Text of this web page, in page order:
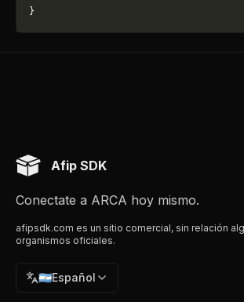
}
Afip SDK
Conectate a ARCA hoy mismo.
afipsdk.com es un sitio comercial, sin relación
organismos oficiales.
🇦🇷Español